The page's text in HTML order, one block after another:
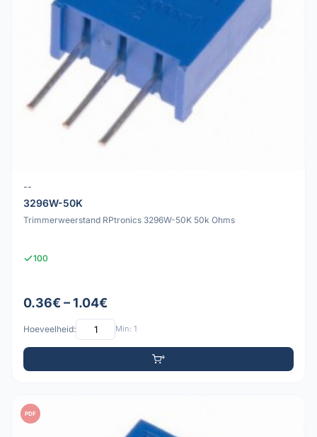
--
3296W-50K
Trimmerweerstand RPtronics 3296W-50K 50k Ohms
100
0.36€ – 1.04€
Hoeveelheid: Min: 1
PDF